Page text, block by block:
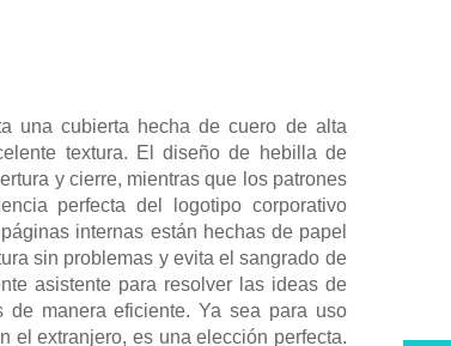
una cubierta hecha de cuero de alta
textura. El diseño de hebilla de
y cierre, mientras que los patrones
perfecta del logotipo corporativo
internas están hechas de papel
sin problemas y evita el sangrado de
asistente para resolver las ideas de
manera eficiente. Ya sea para uso
el extranjero, es una elección perfecta.